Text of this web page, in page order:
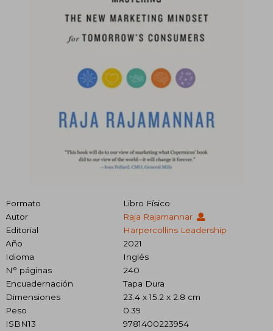
Formato
Libro Físico
Autor
Raja Rajamannar
Editorial
Harpercollins Leadership
Año
2021
Idioma
Inglés
N° páginas
240
Encuadernación
Tapa Dura
Dimensiones
23.4 x 15.2 x 2.8 cm
Peso
0.39
ISBN13
9781400223954